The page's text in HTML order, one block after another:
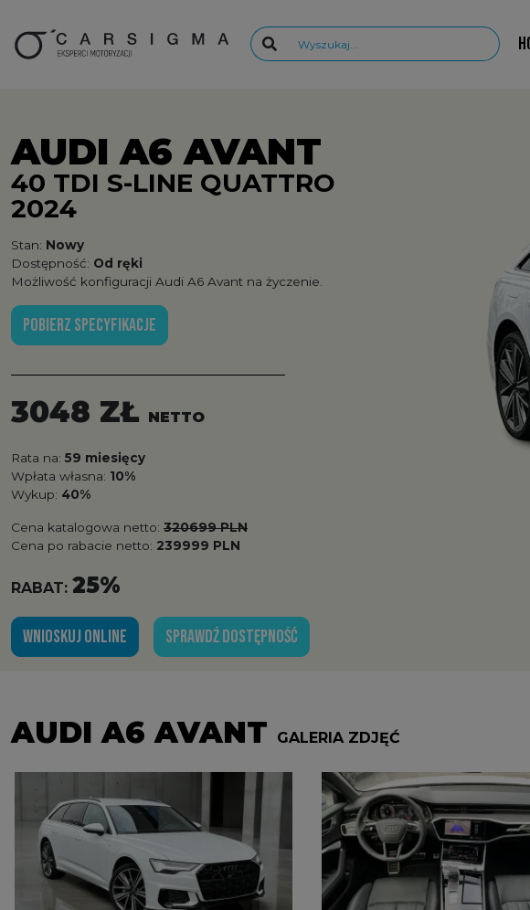
AUDI A6 AVANT
40 TDI S-LINE QUATTRO
2024
Stan: Nowy
Dostępność: Od ręki
Możliwość konfiguracji Audi A6 Avant na życzenie.
POBIERZ SPECYFIKACJE
3048 ZŁ NETTO
Rata na: 59 miesięcy
Wpłata własna: 10%
Wykup: 40%
Cena katalogowa netto: 320699 PLN
Cena po rabacie netto: 239999 PLN
RABAT: 25%
WNIOSKUJ ONLINE SPRAWDŹ DOSTĘPNOŚĆ
AUDI A6 AVANT GALERIA ZDJĘĆ